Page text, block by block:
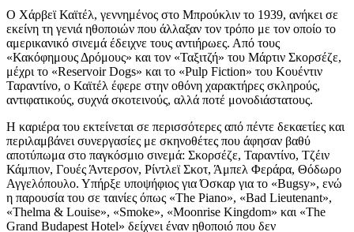
Ο Χάρβεϊ Καϊτέλ, γεννημένος στο Μπρούκλιν το 1939, ανήκει σε
εκείνη τη γενιά ηθοποιών που άλλαξαν τον τρόπο με τον οποίο το
αμερικανικό σινεμά έδειχνε τους αντιήρωες. Από τους
«Κακόφημους Δρόμους» και τον «Ταξιτζή» του Μάρτιν Σκορσέζε,
μέχρι το «Reservoir Dogs» και το «Pulp Fiction» του Κουέντιν
Ταραντίνο, ο Καϊτέλ έφερε στην οθόνη χαρακτήρες σκληρούς,
αντιφατικούς, συχνά σκοτεινούς, αλλά ποτέ μονοδιάστατους.
Η καριέρα του εκτείνεται σε περισσότερες από πέντε δεκαετίες και
περιλαμβάνει συνεργασίες με σκηνοθέτες που άφησαν βαθύ
αποτύπωμα στο παγκόσμιο σινεμά: Σκορσέζε, Ταραντίνο, Τζέιν
Κάμπιον, Γουές Άντερσον, Ρίντλεϊ Σκοτ, Άμπελ Φεράρα, Θόδωρο
Αγγελόπουλο. Υπήρξε υποψήφιος για Όσκαρ για το «Bugsy», ενώ
η παρουσία του σε ταινίες όπως «The Piano», «Bad Lieutenant»,
«Thelma & Louise», «Smoke», «Moonrise Kingdom» και «The
Grand Budapest Hotel» δείχνει έναν ηθοποιό που δεν